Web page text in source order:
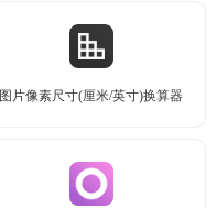
图片像素尺寸(厘米/英寸)换算器